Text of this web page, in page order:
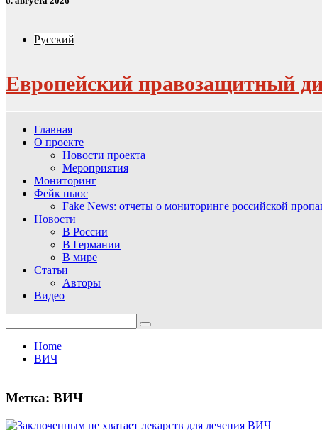
Русский
Европейский правозащитный
Главная
О проекте
Новости проекта
Мероприятия
Мониторинг
Фейк ньюс
Fake News: отчеты о мониторинге российской
Новости
В России
В Германии
В мире
Статьи
Авторы
Видео
for:
Home
ВИЧ
Метка: ВИЧ